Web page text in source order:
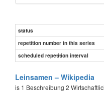
status
repetition number in this series
scheduled repetition interval
Leinsamen – Wikipedia
is 1 Beschreibung 2